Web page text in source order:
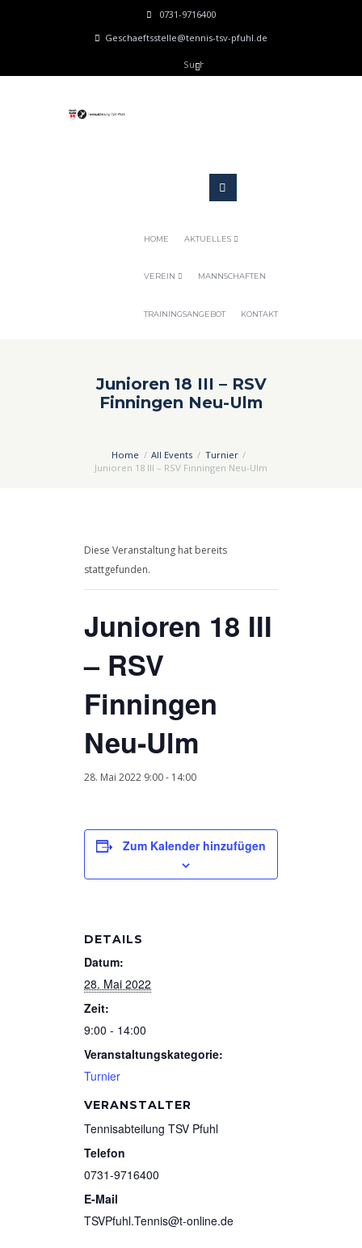
0731-9716400
Geschaeftsstelle@tennis-tsv-pfuhl.de
HOME AKTUELLES
VEREIN MANNSCHAFTEN
TRAININGSANGEBOT KONTAKT
Junioren 18 III – RSV
Finningen Neu-Ulm
Home All Events
Turnier
Junioren 18 III – RSV Finningen Neu-Ulm
Diese Veranstaltung hat bereits
stattgefunden.
Junioren 18 III
– RSV
Finningen
Neu-Ulm
28. Mai 2022 9:00- 14:00
Zum Kalender hinzufügen
DETAILS
Datum:
28. Mai 2022
Zeit:
9:00 - 14:00
Veranstaltungskategorie:
Turnier
VERANSTALTER
Tennisabteilung TSV Pfuhl
Telefon
0731-9716400
E-Mail
TSVPfuhl.Tennis@t-online.de